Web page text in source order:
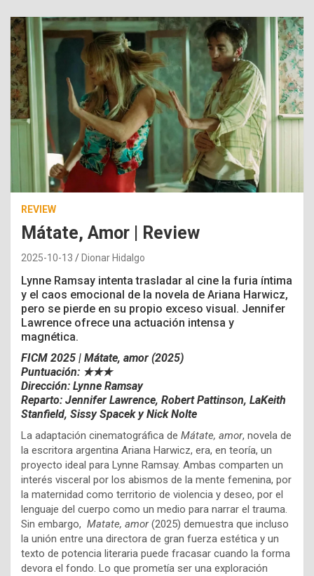
REVIEW
Mátate, Amor | Review
2025-10-13 Dionar Hidalgo
Lynne Ramsay intenta trasladar al cine la furia íntima
y el caos emocional de la novela de Ariana Harwicz,
pero se pierde en su propio exceso visual. Jennifer
Lawrence ofrece una actuación intensa y
magnética.
FICM 2025 | Mátate, amor (2025)
Puntuación: ★★★
Dirección: Lynne Ramsay
Reparto: Jennifer Lawrence, Robert Pattinson, LaKeith
Stanfield, Sissy Spacek y Nick Nolte
La adaptación cinematográfica de Mátate, amor, novela de
la escritora argentina Ariana Harwicz, era, en teoría, un
proyecto ideal para Lynne Ramsay. Ambas comparten un
interés visceral por los abismos de la mente femenina, por
la maternidad como territorio de violencia y deseo, por el
lenguaje del cuerpo como un medio para narrar el trauma.
Sin embargo, Matate, amor(2025) demuestra que incluso
la unión entre una directora de gran fuerza estética y un
texto de potencia literaria puede fracasar cuando la forma
devora el fondo. Lo que prometía ser una exploración